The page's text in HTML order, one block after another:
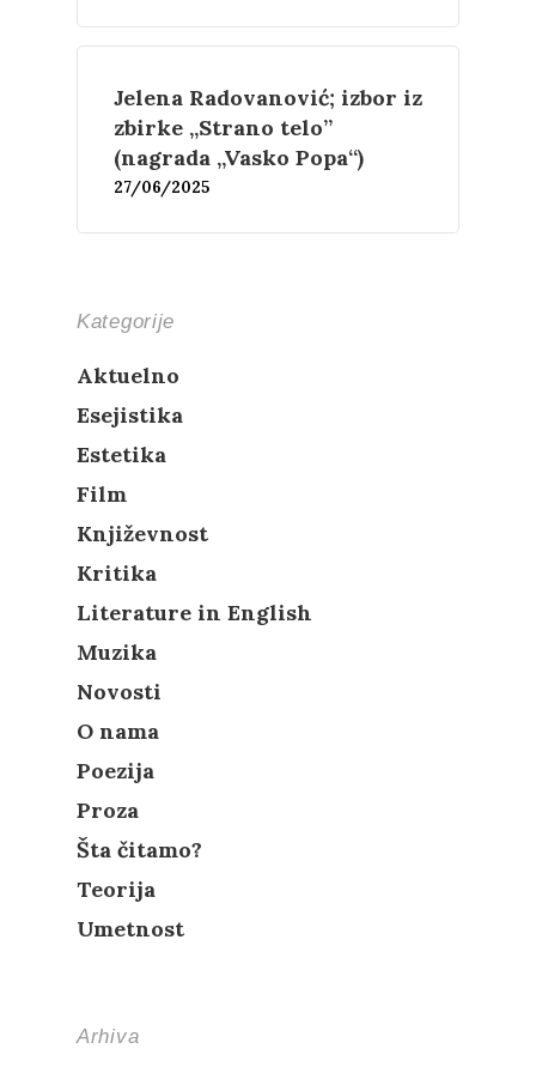
Jelena Radovanović; izbor iz
zbirke „Strano telo”
(nagrada „Vasko Popa“)
27/06/2025
Kategorije
Aktuelno
Esejistika
Estetika
Film
Književnost
Kritika
Literature in English
Muzika
Novosti
O nama
Poezija
Proza
Šta čitamo?
Teorija
Umetnost
Arhiva